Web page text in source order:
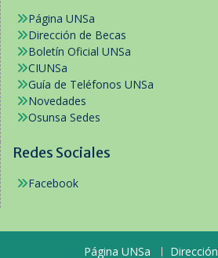
Página UNSa
Dirección de Becas
Boletín Oficial UNSa
CIUNSa
Guía de Teléfonos UNSa
Novedades
Osunsa Sedes
Redes Sociales
Facebook
Página UNSa